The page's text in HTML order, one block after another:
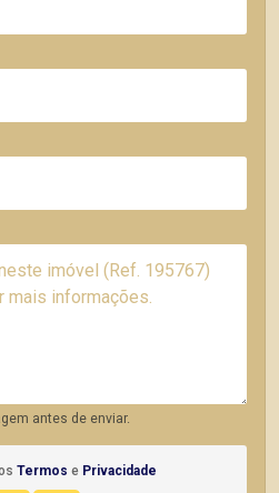
antes de enviar.
Termos e Privacidade